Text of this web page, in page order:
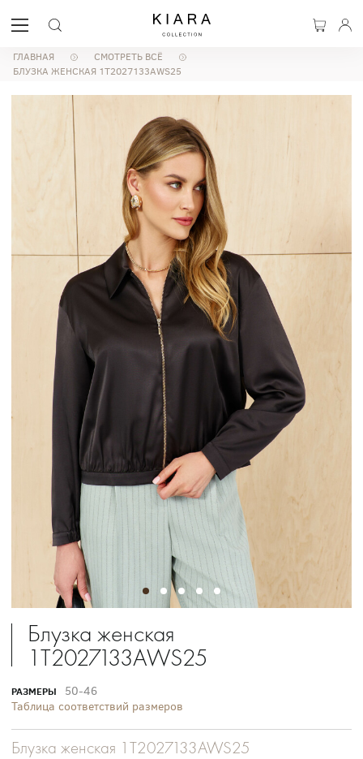
ГЛАВНАЯ
СМОТРЕТЬ ВСЁ
БЛУЗКА ЖЕНСКАЯ 1T2027133AWS25
Блузка женская
1T2027133AWS25
РАЗМЕРЫ
50-46
Таблица соответствий размеров
Блузка женская 1T2027133AWS25